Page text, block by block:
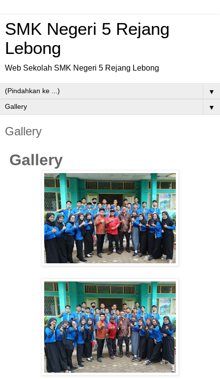
SMK Negeri 5 Rejang
Lebong
Web Sekolah SMK Negeri 5 Rejang Lebong
▼
▼
Gallery
Gallery